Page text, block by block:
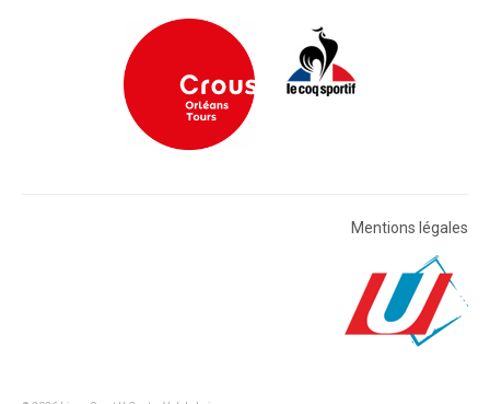
Mentions légales